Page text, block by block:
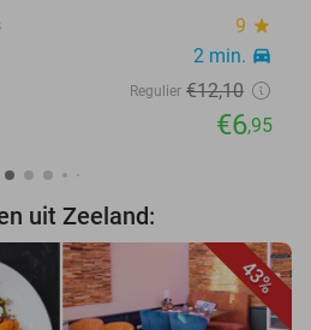
9 star
2 min. directions_car
Regulier €12,10
€6,95
uit Zeeland:
43%